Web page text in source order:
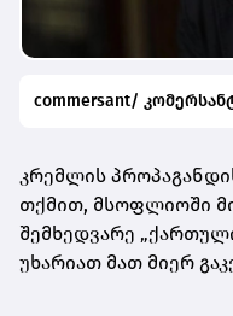
commersant/
კრემლის
თქმით, მსოფლიოში
შემხედვარე
უხარიათ მათ მიერ